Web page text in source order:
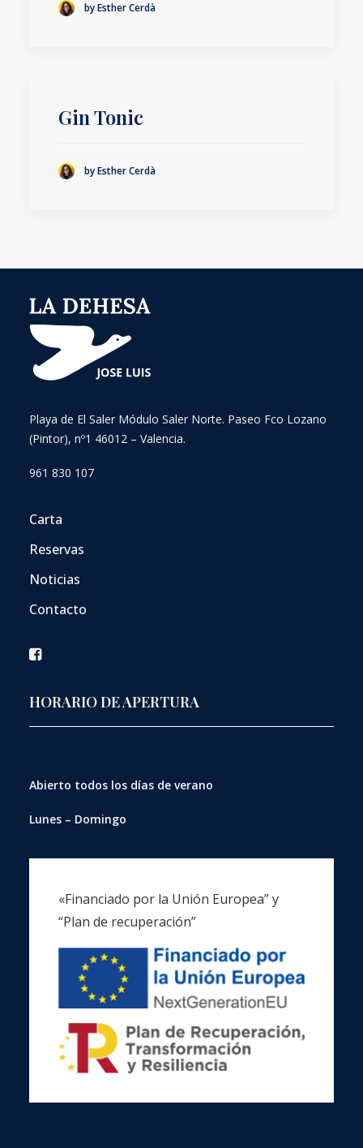
by Esther Cerdà
Gin Tonic
by Esther Cerdà
Playa de El Saler Módulo Saler Norte. Paseo Fco Lozano
(Pintor), nº1 46012 – Valencia.
961 830 107
Carta
Reservas
Noticias
Contacto
HORARIO DE APERTURA
Abierto todos los días de verano
Lunes – Domingo
«Financiado por la Unión Europea” y
“Plan de recuperación”